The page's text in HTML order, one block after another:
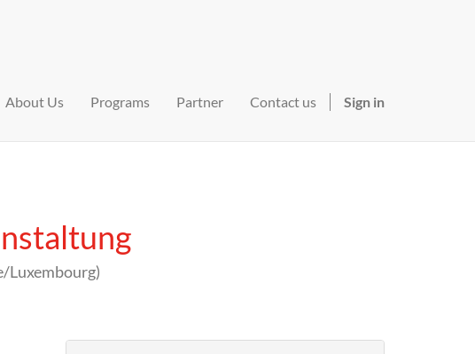
About Us Programs Partner Contact us Sign in
Luxembourg)